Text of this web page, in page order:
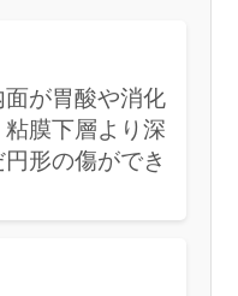
が胃酸や消化
膜下層より深
形の傷ができ